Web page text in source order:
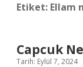
Etiket: Ellam
Capcuk
Tarih: Eylül 7, 2024